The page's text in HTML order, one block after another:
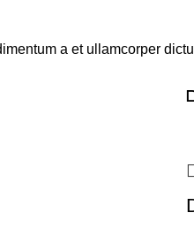
a et ullamcorper